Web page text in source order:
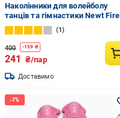
Наколінники для волейболу
танців та гімнастики Newt Fire
NE-VOL-35BK дорослі
1
400 -159 ₴
241 ₴/пар
Доставимо